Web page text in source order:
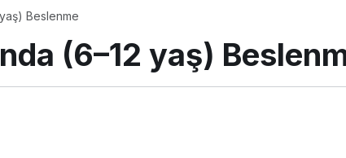
Beslenme
(6–12 yaş)